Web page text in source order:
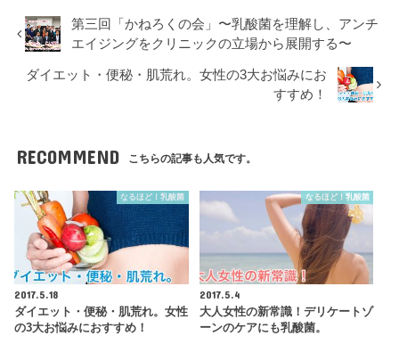
第三回「かねろくの会」〜乳酸菌を理解し、アンチ
エイジングをクリニックの立場から展開する〜
ダイエット・便秘・肌荒れ。女性の3大お悩みにお
すすめ！
RECOMMEND こちらの記事も人気です。
なるほど！乳酸菌
2017.5.18
ダイエット・便秘・肌荒れ。女性
の3大お悩みにおすすめ！
なるほど！乳酸菌
2017.5.4
大人女性の新常識！デリケートゾ
ーンのケアにも乳酸菌。